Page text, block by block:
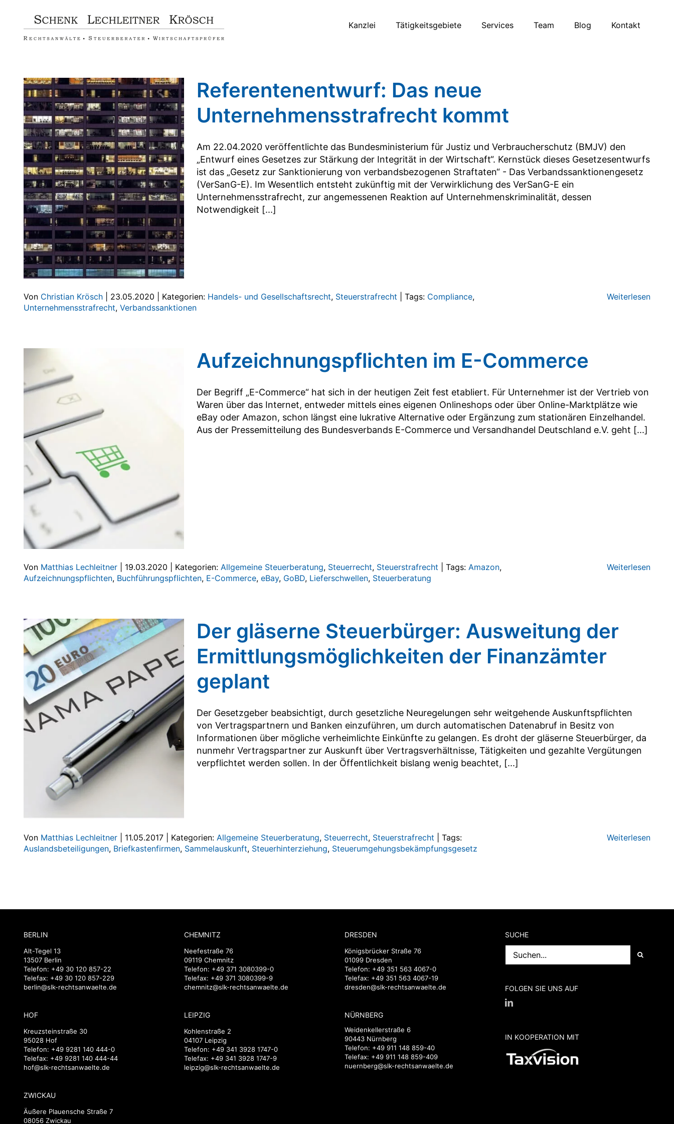
springen
Kanzlei Tätigkeitsgebiete Services Team Blog Kontakt
Referentenentwurf: Das neue
Unternehmensstrafrecht kommt
Am 22.04.2020 veröffentlichte das Bundesministerium für Justiz und Verbraucherschutz (BMJV) den
„Entwurf eines Gesetzes zur Stärkung der Integrität in der Wirtschaft“. Kernstück dieses Gesetzesentwurfs
ist das „Gesetz zur Sanktionierung von verbandsbezogenen Straftaten“ - Das Verbandssanktionengesetz
(VerSanG-E). Im Wesentlich entsteht zukünftig mit der Verwirklichung des VerSanG-E ein
Unternehmensstrafrecht, zur angemessenen Reaktion auf Unternehmenskriminalität, dessen
Notwendigkeit [...]
Von Christian Krösch 23.05.2020 Kategorien: Handels- und Gesellschaftsrecht, Steuerstrafrecht Tags: Compliance,
Unternehmensstrafrecht, Verbandssanktionen
Weiterlesen
Aufzeichnungspflichten im E-Commerce
Der Begriff „E-Commerce“ hat sich in der heutigen Zeit fest etabliert. Für Unternehmer ist der Vertrieb von
Waren über das Internet, entweder mittels eines eigenen Onlineshops oder über Online-Marktplätze wie
eBay oder Amazon, schon längst eine lukrative Alternative oder Ergänzung zum stationären Einzelhandel.
Aus der Pressemitteilung des Bundesverbands E-Commerce und Versandhandel Deutschland e.V. geht [...]
Von Matthias Lechleitner 19.03.2020 Kategorien: Allgemeine Steuerberatung, Steuerrecht, Steuerstrafrecht Tags: Amazon,
Aufzeichnungspflichten, Buchführungspflichten, E-Commerce, eBay, GoBD, Lieferschwellen, Steuerberatung
Weiterlesen
Der gläserne Steuerbürger: Ausweitung der
Ermittlungsmöglichkeiten der Finanzämter
geplant
Der Gesetzgeber beabsichtigt, durch gesetzliche Neuregelungen sehr weitgehende Auskunftspflichten
von Vertragspartnern und Banken einzuführen, um durch automatischen Datenabruf in Besitz von
Informationen über mögliche verheimlichte Einkünfte zu gelangen. Es droht der gläserne Steuerbürger, da
nunmehr Vertragspartner zur Auskunft über Vertragsverhältnisse, Tätigkeiten und gezahlte Vergütungen
verpflichtet werden sollen. In der Öffentlichkeit bislang wenig beachtet, [...]
Von Matthias Lechleitner 11.05.2017 Kategorien: Allgemeine Steuerberatung, Steuerrecht, Steuerstrafrecht
Tags:
Auslandsbeteiligungen, Briefkastenfirmen, Sammelauskunft, Steuerhinterziehung, Steuerumgehungsbekämpfungsgesetz
Weiterlesen
BERLIN
Alt-Tegel 13
13507 Berlin
Telefon: +49 30 120 857-22
Telefax: +49 30 120 857-229
berlin@slk-rechtsanwaelte.de
HOF
Kreuzsteinstraße 30
95028 Hof
Telefon: +49 9281 140 444-0
Telefax: +49 9281 140 444-44
hof@slk-rechtsanwaelte.de
ZWICKAU
Äußere Plauensche Straße 7
08056 Zwickau
CHEMNITZ
Neefestraße 76
09119 Chemnitz
Telefon: +49 371 3080399-0
Telefax: +49 371 3080399-9
chemnitz@slk-rechtsanwaelte.de
LEIPZIG
Kohlenstraße 2
04107 Leipzig
Telefon: +49 341 3928 1747-0
Telefax: +49 341 3928 1747-9
leipzig@slk-rechtsanwaelte.de
DRESDEN
Königsbrücker Straße 76
01099 Dresden
Telefon: +49 351 563 4067-0
Telefax: +49 351 563 4067-19
dresden@slk-rechtsanwaelte.de
NÜRNBERG
Weidenkellerstraße 6
90443 Nürnberg
Telefon: +49 911 148 859-40
Telefax: +49 911 148 859-409
nuernberg@slk-rechtsanwaelte.de
SUCHE
nach:
FOLGEN SIE UNS AUF
IN KOOPERATION MIT